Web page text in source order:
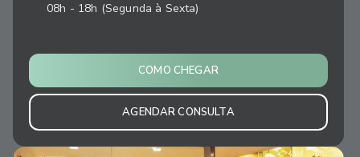
08h - 18h (Segunda à Sexta)
COMO CHEGAR
AGENDAR CONSULTA